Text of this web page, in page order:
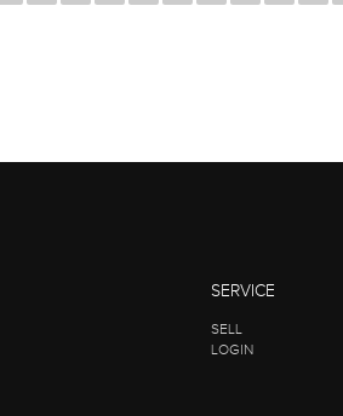
SERVICE
SELL
LOGIN